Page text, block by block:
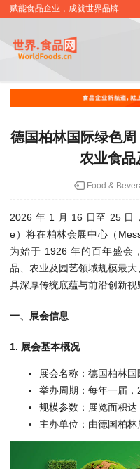
赋能食品企业，成就世界品牌
德国柏林国际绿色
农业食品
Food &
2026 年 1 月 16 日至 25 日
e）将在柏林会展中心（
为始于 1926 年的百年盛会
品、农业及园艺领域规模最
具深厚传统底蕴与前沿创新视
一、展会信息
1. 展会基本概况
展会名称：德国柏林
举办周期：每年一届
规模参数：展览面积
主办单位：由德国柏